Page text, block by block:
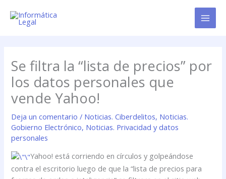
contenido
Se filtra la “lista de precios” por
los datos personales que
vende Yahoo!
Deja un comentario / Noticias. Ciberdelitos, Noticias.
Gobierno Electrónico, Noticias. Privacidad y datos
personales
Yahoo! está corriendo en círculos y golpeándose
contra el escritorio luego de que la “lista de precios para